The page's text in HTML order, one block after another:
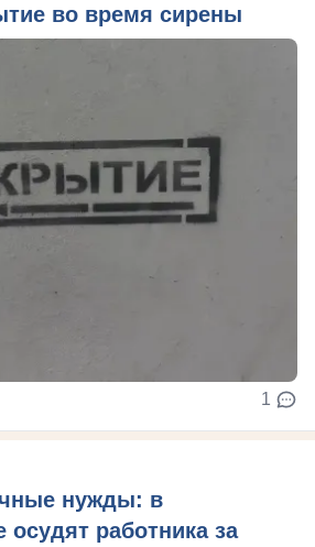
во время сирены
1
нужды: в
осудят работника за